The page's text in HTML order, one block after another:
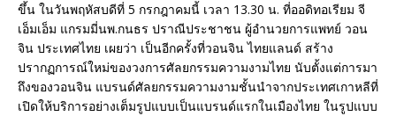
ขึ้น ในวันพฤหัสบดีที่ 5 กรกฎาคมนี้ เวลา 13.30 น. ที่ออดิทอเรียม จี
เอ็มเอ็ม แกรมมี่นพ.กนธร ปราณีประชาชน ผู้อำนวยการแพทย์ วอน
จิน ประเทศไทย เผยว่า เป็นอีกครั้งที่วอนจิน ไทยแลนด์ สร้าง
ปรากฏการณ์ใหม่ของวงการศัลยกรรมความงามไทย นับตั้งแต่การมา
ถึงของวอนจิน แบรนด์ศัลยกรรมความงามชั้นนำจากประเทศเกาหลีที่
เปิดให้บริการอย่างเต็มรูปแบบเป็นแบรนด์แรกในเมืองไทย ในรูปแบบ